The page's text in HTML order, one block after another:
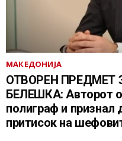
МАКЕДОНИЈА
ОТВОРЕН
БЕЛЕШКА: Авторот
полиграф и признал
притисок на